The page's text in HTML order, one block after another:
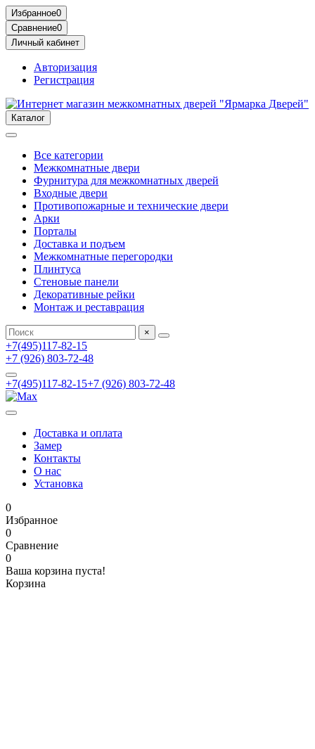
Избранное0
Сравнение0
Личный кабинет
Авторизация
Регистрация
Каталог
Все категории
Межкомнатные двери
Фурнитура для межкомнатных дверей
Входные двери
Противопожарные и технические двери
Арки
Порталы
Доставка и подъем
Межкомнатные перегородки
Плинтуса
Стеновые панели
Декоративные рейки
Монтаж и реставрация
×
+7(495)117-82-15
+7 (926) 803-72-48
+7(495)117-82-15+7 (926) 803-72-48
Доставка и оплата
Замер
Контакты
О нас
Установка
0
Избранное
0
Сравнение
0
Ваша корзина пуста!
Корзина